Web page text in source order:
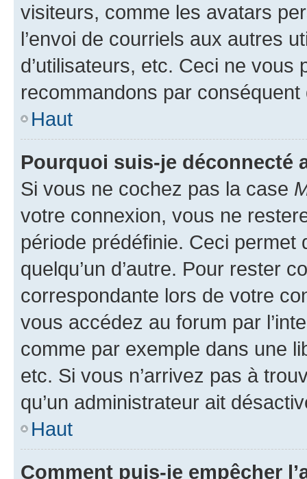
visiteurs, comme les avatars
l’envoi de courriels aux autres
d’utilisateurs, etc. Ceci ne vous
recommandons par conséquent
Haut
Pourquoi suis-je déconnecté
Si vous ne cochez pas la case
votre connexion, vous ne
période prédéfinie. Ceci permet
quelqu’un d’autre. Pour rester
correspondante lors de votre
vous accédez au forum par
comme par exemple dans une
etc. Si vous n’arrivez pas à
qu’un administrateur ait
Haut
Comment puis-je empêcher